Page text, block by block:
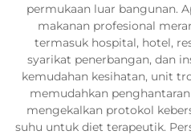
permukaan luar bangunan.
makanan profesional
termasuk hospital, hotel,
syarikat penerbangan, dan
kemudahan kesihatan, unit
memudahkan
mengekalkan protokol
suhu untuk diet terapeutik.